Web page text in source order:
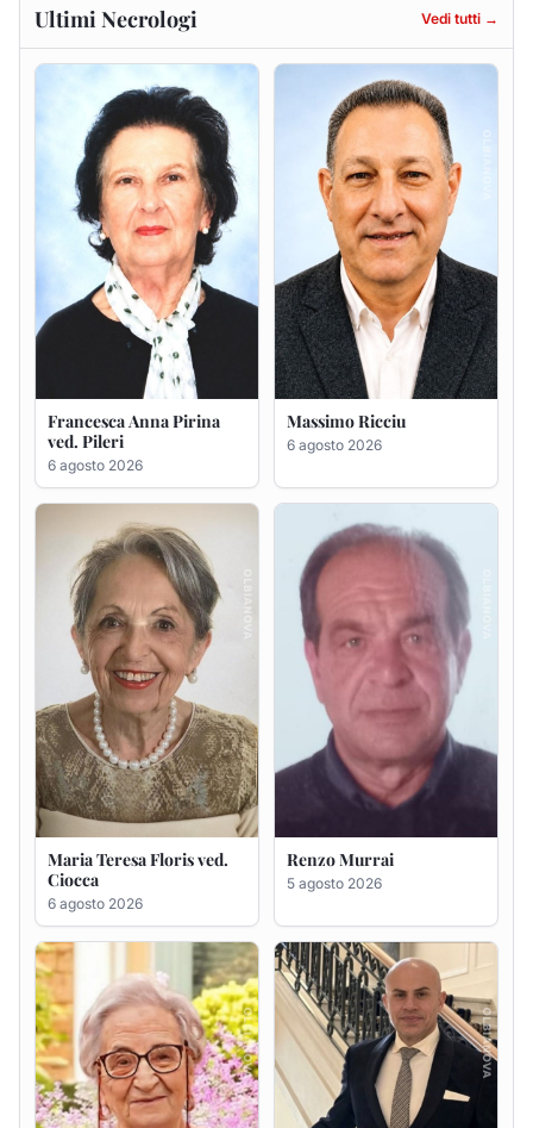
Francesca Anna Pirina
ved. Pileri
6 agosto 2026
Massimo Ricciu
6 agosto 2026
Maria Teresa Floris ved.
6 agosto 2026
Renzo Murrai
5 agosto 2026
Giovanna Ponsanu Ved.
Decandia
5 agosto 2026
Giuseppe Saba
5 agosto 2026